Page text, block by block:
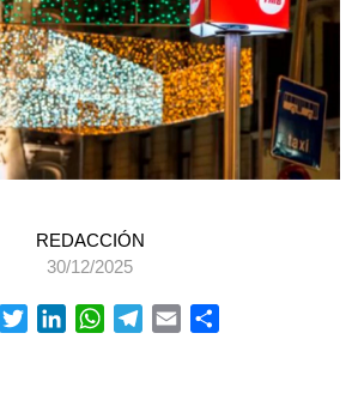
REDACCIÓN
30/12/2025
FacebookTwitterLinkedInWhatsApp
Telegram
Email